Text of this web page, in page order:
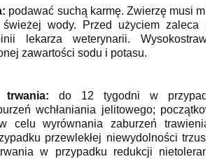
podawać suchą karmę. Zwierzę musi
wody.
Przed użyciem zaleca
lekarza weterynarii.
zawartości sodu i potasu.
do 12 tygodni w
wchłaniania jelitowego;
celu wyrównania zaburzeń trawienia
przewlekłej niewydolności
w przypadku redukcji